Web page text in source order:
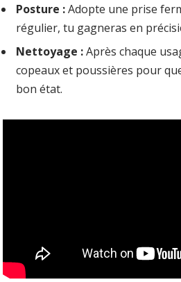
Posture :Adopte une prise
régulier, tu gagneras en
Nettoyage :Après chaque
copeaux et poussières pour
bon état.